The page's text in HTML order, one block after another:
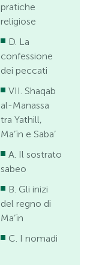
pratiche
religiose
D. La
confessione
dei peccati
VII. Shaqab
al-Manassa
tra Yathill,
Ma’ïn e Saba’
A. Il sostrato
sabeo
B. Gli inizi
del regno di
Ma’ïn
C. I nomadi